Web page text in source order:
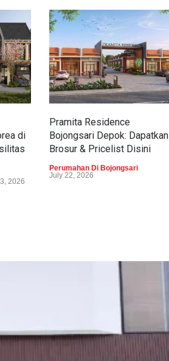
di
2026
Pramita Residence
Bojongsari Depok: Dapatkan
Brosur & Pricelist Disini
Perumahan Di Bojongsari
July 22, 2026